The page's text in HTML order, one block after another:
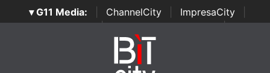
▾ G11 Media: ChannelCity ImpresaCity
SecurityOpenLab | Italian Channel Awards | Italian
Italian Security Awards